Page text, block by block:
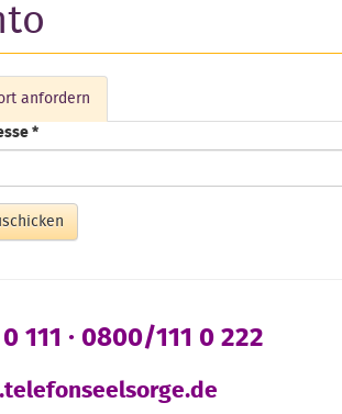
anfordern
Reiter)
*
111 · 0800/111 0 222